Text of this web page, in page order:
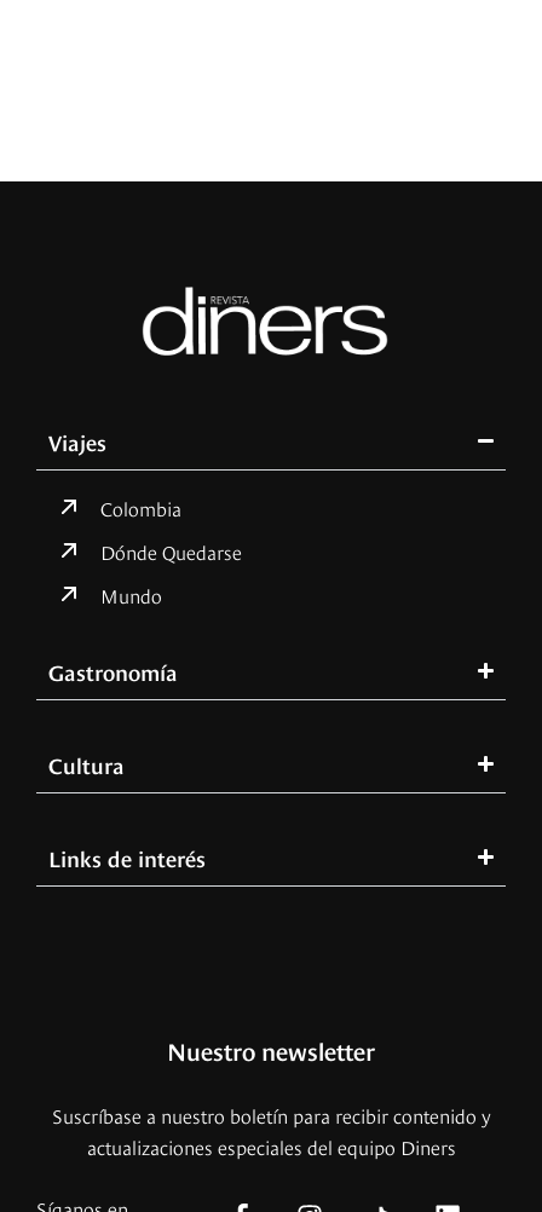
Viajes
Colombia
Dónde Quedarse
Mundo
Gastronomía
Cultura
Links de interés
Nuestro newsletter
Suscríbase a nuestro boletín para recibir contenido y
actualizaciones especiales del equipo Diners